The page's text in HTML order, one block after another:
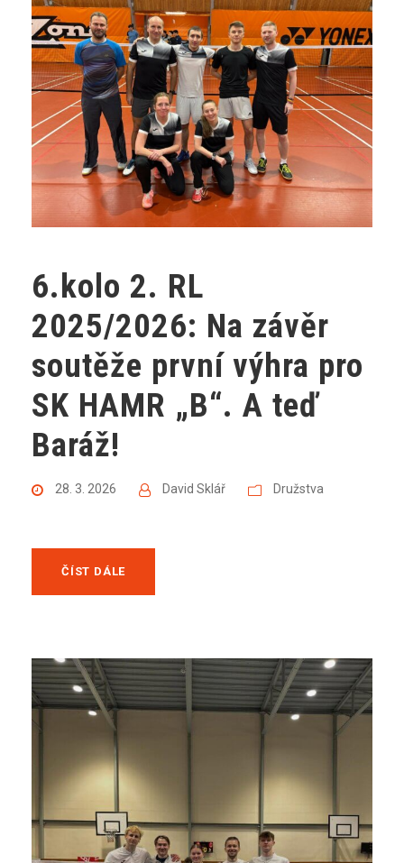
6.kolo 2. RL
2025/2026: Na závěr
soutěže první výhra pro
SK HAMR „B“. A teď
Baráž!
28. 3. 2026 David Sklář Družstva
ČÍST DÁLE